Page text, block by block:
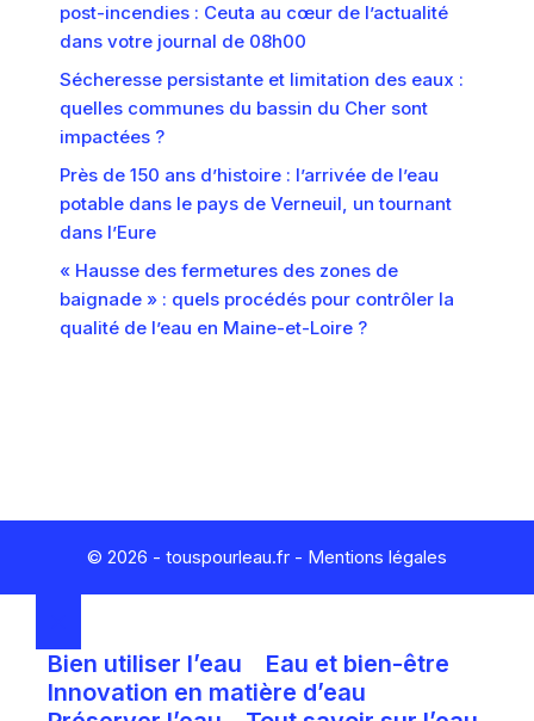
post-incendies : Ceuta au cœur de l’actualité
dans votre journal de 08h00
Sécheresse persistante et limitation des eaux :
quelles communes du bassin du Cher sont
impactées ?
Près de 150 ans d’histoire : l’arrivée de l’eau
potable dans le pays de Verneuil, un tournant
dans l’Eure
« Hausse des fermetures des zones de
baignade » : quels procédés pour contrôler la
qualité de l’eau en Maine-et-Loire ?
© 2026 - touspourleau.fr - Mentions légales
FERMER
Bien utiliser l’eau
Eau et bien-être
Innovation en matière d’eau